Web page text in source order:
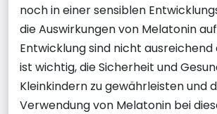
noch in einer sensiblen
die Auswirkungen von Melatonin
Entwicklung sind nicht ausreichend
ist wichtig, die Sicherheit und
Kleinkindern zu gewährleisten und
Verwendung von Melatonin bei